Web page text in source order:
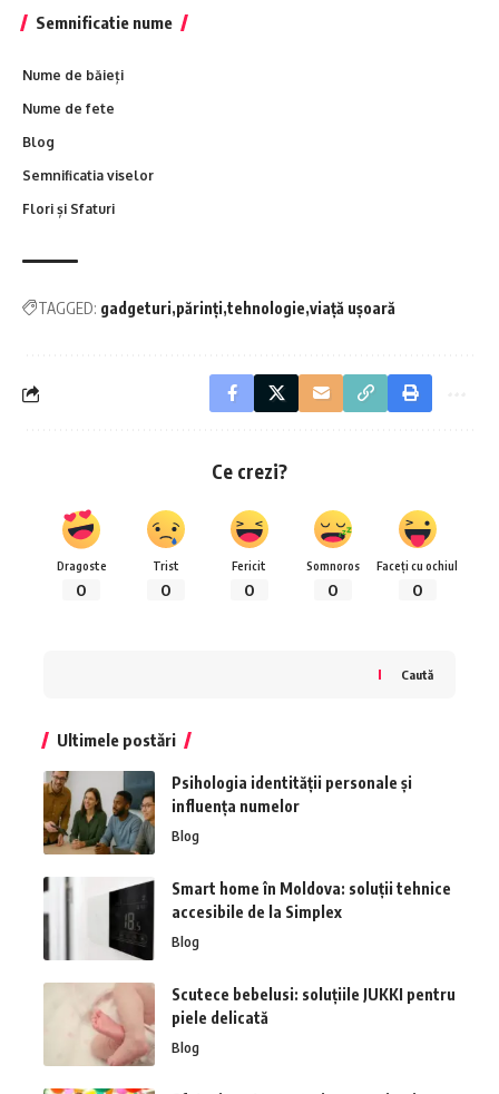
Semnificatie nume
Nume de băieți
Nume de fete
Blog
Semnificatia viselor
Flori și Sfaturi
TAGGED: gadgeturi părinți tehnologie viață ușoară
Ce crezi?
Dragoste
0
Trist
0
Fericit
0
Somnoros
0
Faceți cu ochiul
0
Caută
Ultimele postări
Psihologia identității personale și
influența numelor
Blog
Smart home în Moldova: soluții tehnice
accesibile de la Simplex
Blog
Scutece bebelusi: soluțiile JUKKI pentru
piele delicată
Blog